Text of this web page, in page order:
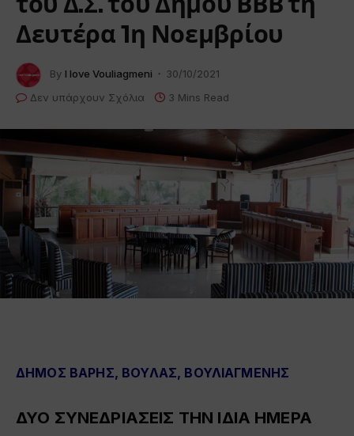
Δευτέρα 1η Νοεμβρίου
By I love Vouliagmeni
30/10/2021
Δεν υπάρχουν Σχόλια
3 Mins Read
ΔΗΜΟΣ ΒΑΡΗΣ, ΒΟΥΛΑΣ, ΒΟΥΛΙΑΓΜΕΝΗΣ
ΔΥΟ ΣΥΝΕΔΡΙΑΣΕΙΣ ΤΗΝ ΙΔΙΑ ΗΜΕΡΑ